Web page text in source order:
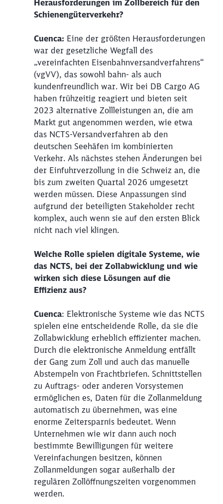
Herausforderungen im Zollbereich für den
Schienengüterverkehr?
Cuenca: Eine der größten Herausforderungen
war der gesetzliche Wegfall des
„vereinfachten Eisenbahnversandverfahrens“
(vgVV), das sowohl bahn- als auch
kundenfreundlich war. Wir bei DB Cargo AG
haben frühzeitig reagiert und bieten seit
2023 alternative Zollleistungen an, die am
Markt gut angenommen werden, wie etwa
das NCTS-Versandverfahren ab den
deutschen Seehäfen im kombinierten
Verkehr. Als nächstes stehen Änderungen bei
der Einfuhrverzollung in die Schweiz an, die
bis zum zweiten Quartal 2026 umgesetzt
werden müssen. Diese Anpassungen sind
aufgrund der beteiligten Stakeholder recht
komplex, auch wenn sie auf den ersten Blick
nicht nach viel klingen.
Welche Rolle spielen digitale Systeme, wie
das NCTS, bei der Zollabwicklung und wie
wirken sich diese Lösungen auf die
Effizienz aus?
Cuenca: Elektronische Systeme wie das NCTS
spielen eine entscheidende Rolle, da sie die
Zollabwicklung erheblich effizienter machen.
Durch die elektronische Anmeldung entfällt
der Gang zum Zoll und auch das manuelle
Abstempeln von Frachtbriefen. Schnittstellen
zu Auftrags- oder anderen Vorsystemen
ermöglichen es, Daten für die Zollanmeldung
automatisch zu übernehmen, was eine
enorme Zeitersparnis bedeutet. Wenn
Unternehmen wie wir dann auch noch
bestimmte Bewilligungen für weitere
Vereinfachungen besitzen, können
Zollanmeldungen sogar außerhalb der
regulären Zollöffnungszeiten vorgenommen
werden.
Schließen
Möchten Sie zu
weitergeleitet
werden?
Abbrechen Weiter